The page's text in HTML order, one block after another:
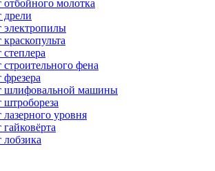
отбойного молотка
дрели
электропилы
фена
шлифовальной машины
штробореза
уровня